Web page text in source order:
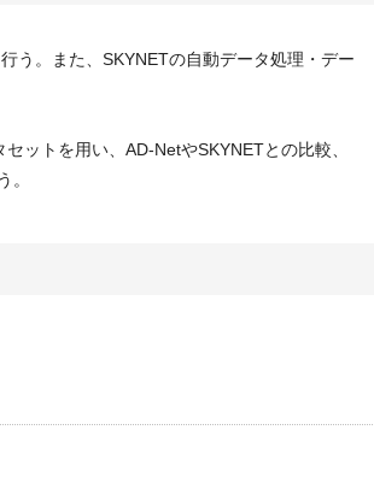
う。また、SKYNETの自動データ処理・デー
ットを用い、AD-NetやSKYNETとの比較、
。